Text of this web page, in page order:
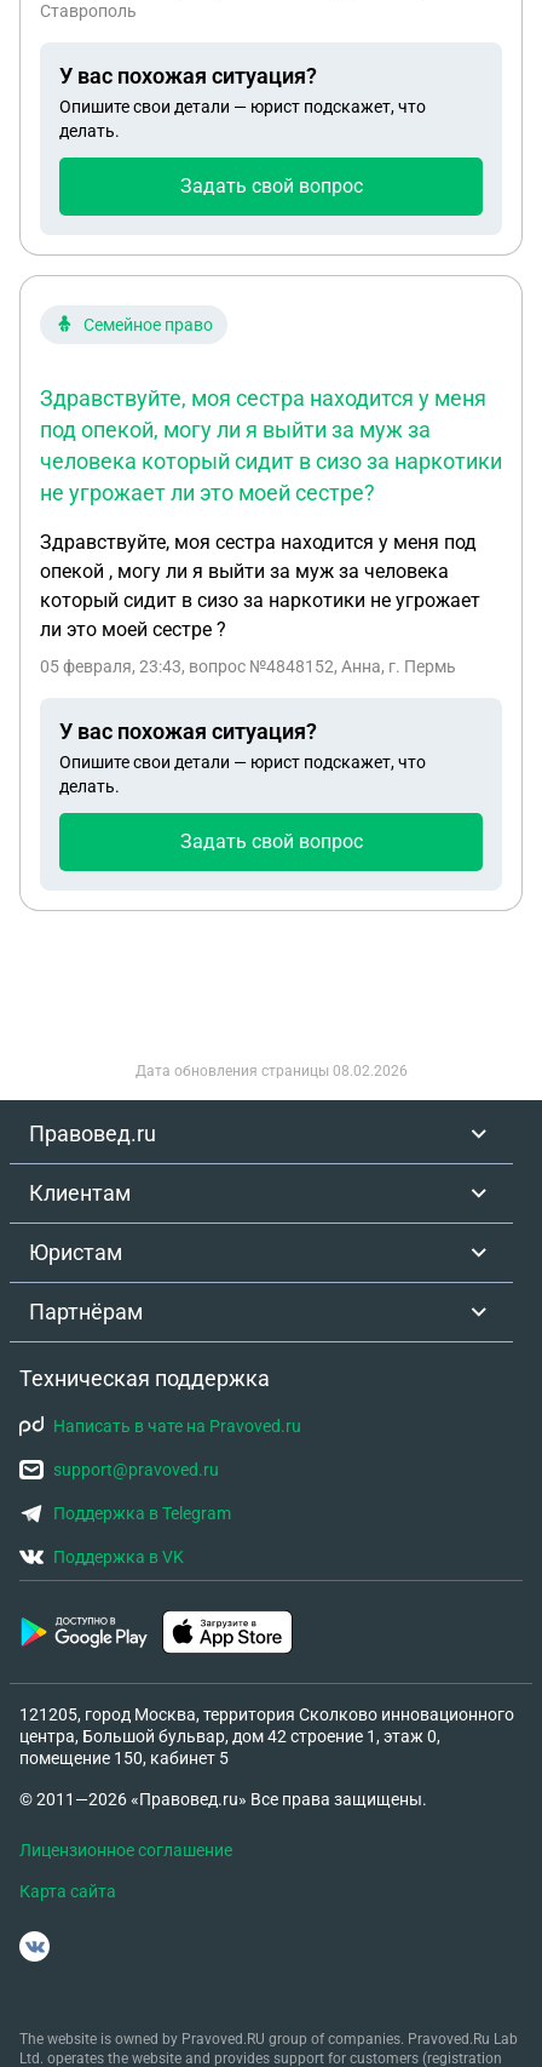
Ставрополь
У вас похожая ситуация?
Опишите свои детали — юрист подскажет, что
делать.
Задать свой вопрос
Семейное право
Здравствуйте, моя сестра находится у меня
под опекой, могу ли я выйти за муж за
человека который сидит в сизо за наркотики
не угрожает ли это моей сестре?
Здравствуйте, моя сестра находится у меня под
опекой , могу ли я выйти за муж за человека
который сидит в сизо за наркотики не угрожает
ли это моей сестре ?
05 февраля, 23:43, вопрос №4848152, Анна, г. Пермь
У вас похожая ситуация?
Опишите свои детали — юрист подскажет, что
делать.
Задать свой вопрос
Дата обновления страницы 08.02.2026
Правовед.ru
Клиентам
Юристам
Партнёрам
Техническая поддержка
Написать в чате на Pravoved.ru
support@pravoved.ru
Поддержка в Telegram
Поддержка в VK
121205, город Москва, территория Сколково инновационного
центра, Большой бульвар, дом 42 строение 1, этаж 0,
помещение 150, кабинет 5
© 2011—2026 «Правовед.ru» Все права защищены.
Лицензионное соглашение
Карта сайта
The website is owned by Pravoved.RU group of companies. Pravoved.Ru Lab
Ltd. operates the website and provides support for customers (registration